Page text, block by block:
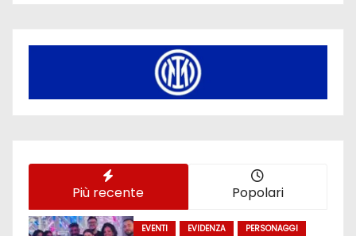
Più recente Popolari
EVENTI EVIDENZA
PERSONAGGI